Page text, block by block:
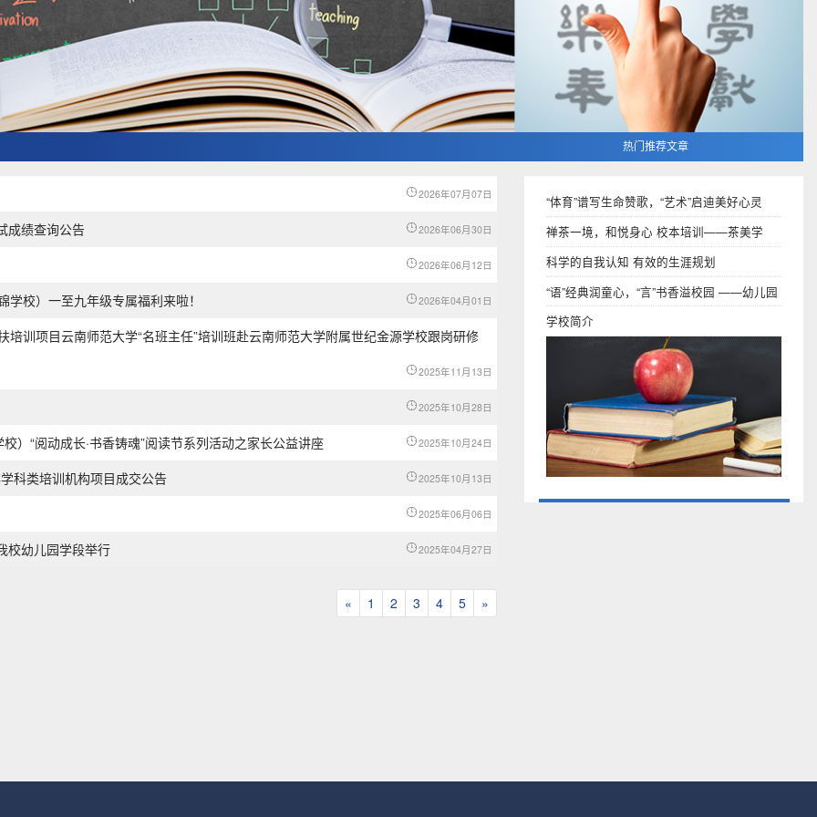
热门推荐文章
2026年07月07日
成绩查询公告 2026年06月30日
2026年06月12日
校）一至九年级专属福利来啦！ 2026年04月01日
训项目云南师范大学“名班主任”培训班赴云南师范大学附属世纪金源学校跟岗研修
2025年11月13日
2025年10月28日
“阅动成长·书香铸魂”阅读节系列活动之家长公益讲座 2025年10月24日
科类培训机构项目成交公告 2025年10月13日
2025年06月06日
校幼儿园学段举行 2025年04月27日
« Previous
1 2 3 4 5 »
“体育”谱写生命赞歌，“艺术”启迪美好心灵
禅茶一境，和悦身心 校本培训——茶美学
科学的自我认知 有效的生涯规划
“语”经典润童心，“言”书香溢校园 ——幼儿园
段语言教研组
学校简介